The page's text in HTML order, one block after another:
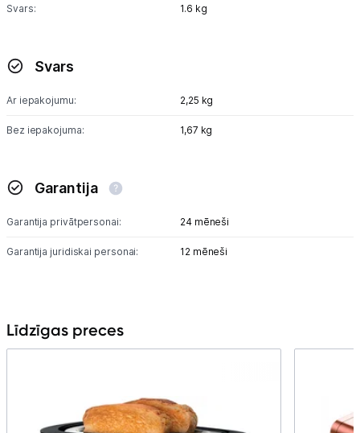
Svars: 1.6 kg
Svars
Ar iepakojumu: 2,25 kg
Bez iepakojuma: 1,67 kg
Garantija
Garantija privātpersonai: 24 mēneši
Garantija juridiskai personai: 12 mēneši
Līdzīgas preces